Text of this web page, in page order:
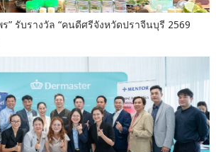
รับรางวัล “คนดีศรีจังหวัดปราจีนบุรี 2569